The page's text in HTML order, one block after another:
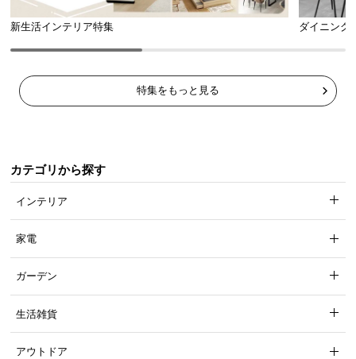
コンセントにもUSBポートにも、ほこりやゴミの侵
入を防ぐスライドカバーが付いているので安心で
新生活インテリア特集 ダイニング
特集をもっと見る
カテゴリから探す
インテリア
家電
ガーデン
生活雑貨
アウトドア